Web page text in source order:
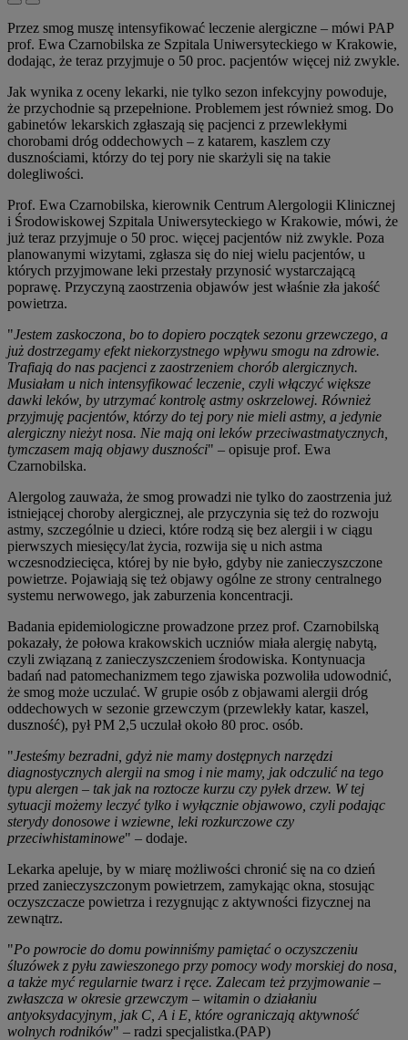
Przez smog muszę intensyfikować leczenie alergiczne – mówi PAP
prof. Ewa Czarnobilska ze Szpitala Uniwersyteckiego w Krakowie,
dodając, że teraz przyjmuje o 50 proc. pacjentów więcej niż zwykle.
Jak wynika z oceny lekarki, nie tylko sezon infekcyjny powoduje,
że przychodnie są przepełnione. Problemem jest również smog. Do
gabinetów lekarskich zgłaszają się pacjenci z przewlekłymi
chorobami dróg oddechowych – z katarem, kaszlem czy
dusznościami, którzy do tej pory nie skarżyli się na takie
dolegliwości.
Prof. Ewa Czarnobilska, kierownik Centrum Alergologii Klinicznej
i Środowiskowej Szpitala Uniwersyteckiego w Krakowie, mówi, że
już teraz przyjmuje o 50 proc. więcej pacjentów niż zwykle. Poza
planowanymi wizytami, zgłasza się do niej wielu pacjentów, u
których przyjmowane leki przestały przynosić wystarczającą
poprawę. Przyczyną zaostrzenia objawów jest właśnie zła jakość
powietrza.
"Jestem zaskoczona, bo to dopiero początek sezonu grzewczego, a
już dostrzegamy efekt niekorzystnego wpływu smogu na zdrowie.
Trafiają do nas pacjenci z zaostrzeniem chorób alergicznych.
Musiałam u nich intensyfikować leczenie, czyli włączyć większe
dawki leków, by utrzymać kontrolę astmy oskrzelowej. Również
przyjmuję pacjentów, którzy do tej pory nie mieli astmy, a jedynie
alergiczny nieżyt nosa. Nie mają oni leków przeciwastmatycznych,
tymczasem mają objawy duszności" – opisuje prof. Ewa
Czarnobilska.
Alergolog zauważa, że smog prowadzi nie tylko do zaostrzenia już
istniejącej choroby alergicznej, ale przyczynia się też do rozwoju
astmy, szczególnie u dzieci, które rodzą się bez alergii i w ciągu
pierwszych miesięcy/lat życia, rozwija się u nich astma
wczesnodziecięca, której by nie było, gdyby nie zanieczyszczone
powietrze. Pojawiają się też objawy ogólne ze strony centralnego
systemu nerwowego, jak zaburzenia koncentracji.
Badania epidemiologiczne prowadzone przez prof. Czarnobilską
pokazały, że połowa krakowskich uczniów miała alergię nabytą,
czyli związaną z zanieczyszczeniem środowiska. Kontynuacja
badań nad patomechanizmem tego zjawiska pozwoliła udowodnić,
że smog może uczulać. W grupie osób z objawami alergii dróg
oddechowych w sezonie grzewczym (przewlekły katar, kaszel,
duszność), pył PM 2,5 uczulał około 80 proc. osób.
"Jesteśmy bezradni, gdyż nie mamy dostępnych narzędzi
diagnostycznych alergii na smog i nie mamy, jak odczulić na tego
typu alergen – tak jak na roztocze kurzu czy pyłek drzew. W tej
sytuacji możemy leczyć tylko i wyłącznie objawowo, czyli podając
sterydy donosowe i wziewne, leki rozkurczowe czy
przeciwhistaminowe" – dodaje.
Lekarka apeluje, by w miarę możliwości chronić się na co dzień
przed zanieczyszczonym powietrzem, zamykając okna, stosując
oczyszczacze powietrza i rezygnując z aktywności fizycznej na
zewnątrz.
"Po powrocie do domu powinniśmy pamiętać o oczyszczeniu
śluzówek z pyłu zawieszonego przy pomocy wody morskiej do nosa,
a także myć regularnie twarz i ręce. Zalecam też przyjmowanie –
zwłaszcza w okresie grzewczym – witamin o działaniu
antyoksydacyjnym, jak C, A i E, które ograniczają aktywność
wolnych rodników" – radzi specjalistka.(PAP)